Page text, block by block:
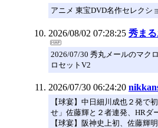
アニメ 東宝DVD名作セレクシ
2026/08/02 07:28:25 秀ま
2026/07/30 秀丸メールのマク
ロセットV2
2026/07/30 06:24:20
【球宴】中日細川成也２発で
せ」佐藤輝と２者連発、HRダ
【球宴】阪神史上初、佐藤輝